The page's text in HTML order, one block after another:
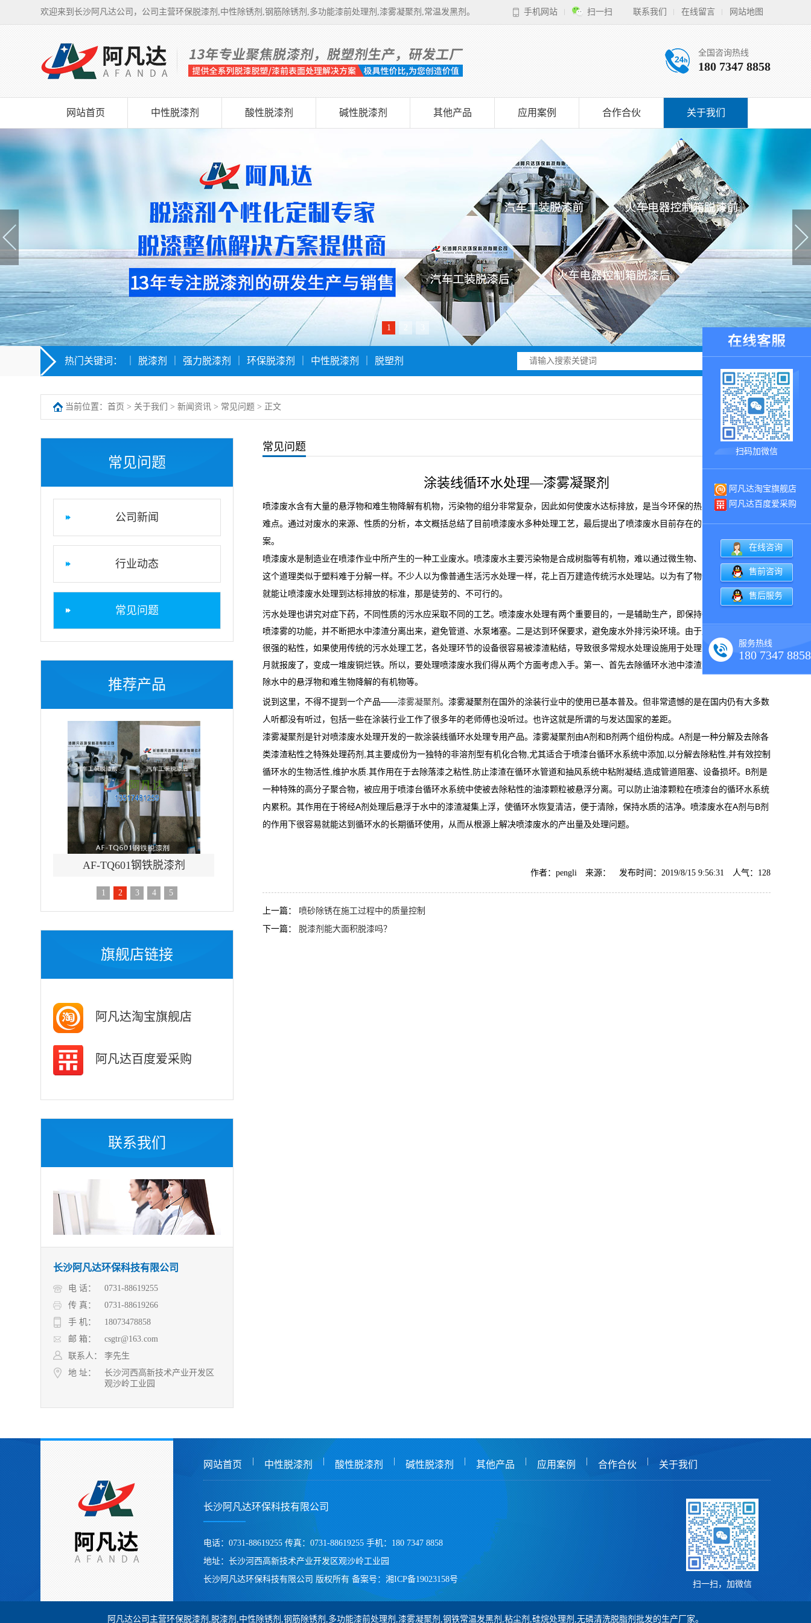
欢迎来到长沙阿凡达公司，公司主营环保脱漆剂,中性除锈剂,钢筋除锈剂,多功能漆前处理剂,漆雾凝聚剂,常温发黑剂。 联系我们 在线留言 网站地图
手机网站 扫一扫
全国咨询热线
180 7347 8858
网站首页 中性脱漆剂 酸性脱漆剂 碱性脱漆剂 其他产品 应用案例 合作合伙 关于我们
1
热门关键词： 脱漆剂 强力脱漆剂 环保脱漆剂 中性脱漆剂 脱塑剂
当前位置： 首页 > 关于我们 > 新闻资讯 > 常见问题 > 正文
常见问题
公司新闻
行业动态
常见问题
推荐产品
AF-TQ615轮毂脱漆剂 AF-CF658钢筋除锈剂 AF-TQ611塑粉脱除剂（常温）
1 2 3 4 5
旗舰店链接
阿凡达淘宝旗舰店
阿凡达百度爱采购
联系我们
长沙阿凡达环保科技有限公司
电 话：
0731-88619255
传 真：
0731-88619266
手 机：
18073478858
邮 箱：
csgtr@163.com
联系人：
李先生
地 址：
长沙河西高新技术产业开发区
观沙岭工业园
常见问题
涂装线循环水处理—漆雾凝聚剂
喷漆废水含有大量的悬浮物和难生物降解有机物，污染物的组分非常复杂，因此如何使废水达标排放，是当今环保的热点同样也是企业的
难点。通过对废水的来源、性质的分析，本文概括总结了目前喷漆废水多种处理工艺，最后提出了喷漆废水目前存在的问题，以及解决方
案。
喷漆废水是制造业在喷漆作业中所产生的一种工业废水。喷漆废水主要污染物是合成树脂等有机物，难以通过微生物、曝气等手段降解，
这个道理类似于塑料难于分解一样。不少人以为像普通生活污水处理一样，花上百万建造传统污水处理站。以为有了物化、生化等工艺，
就能让喷漆废水处理到达标排放的标准，那是徒劳的、不可行的。
污水处理也讲究对症下药，不同性质的污水应采取不同的工艺。喷漆废水处理有两个重要目的，一是辅助生产，即保持循环水不断吸收过
喷漆雾的功能，并不断把水中漆渣分离出来，避免管道、水泵堵塞。二是达到环保要求，避免废水外排污染环境。由于废水中的漆渣带有
很强的粘性，如果使用传统的污水处理工艺，各处理环节的设备很容易被漆渣粘结，导致很多常规水处理设施用于处理喷漆废水往往几个
月就报废了，变成一堆废铜烂铁。所以，要处理喷漆废水我们得从两个方面考虑入手。第一、首先去除循环水池中漆渣的黏性；第二、去
除水中的悬浮物和难生物降解的有机物等。
说到这里，不得不提到一个产品——漆雾凝聚剂 。漆雾凝聚剂在国外的涂装行业中的使用已基本普及。但非常遗憾的是在国内仍有大多数
人听都没有听过，包括一些在涂装行业工作了很多年的老师傅也没听过。也许这就是所谓的与发达国家的差距。
漆雾凝聚剂是针对喷漆废水处理开发的一款涂装线循环水处理专用产品。漆雾凝聚剂由A剂和B剂两个组份构成。A剂是一种分解及去除各
类漆渣粘性之特殊处理药剂,其主要成份为一独特的非溶剂型有机化合物,尤其适合于喷漆台循环水系统中添加,以分解去除粘性,并有效控制
循环水的生物活性,维护水质.其作用在于去除落漆之粘性,防止漆渣在循环水管道和抽风系统中粘附凝结,造成管道阻塞、设备损坏。B剂是
一种特殊的高分子聚合物，被应用于喷漆台循环水系统中使被去除粘性的油漆颗粒被悬浮分离。可以防止油漆颗粒在喷漆台的循环水系统
内累积。其作用在于将经A剂处理后悬浮于水中的漆渣凝集上浮，使循环水恢复清洁，便于清除，保持水质的洁净。喷漆废水在A剂与B剂
的作用下很容易就能达到循环水的长期循环使用，从而从根源上解决喷漆废水的产出量及处理问题。
作者：pengli 来源： 发布时间：2019/8/15 9:56:31 人气： 128
上一篇： 喷砂除锈在施工过程中的质量控制
下一篇： 脱漆剂能大面积脱漆吗？
网站首页 中性脱漆剂 酸性脱漆剂 碱性脱漆剂 其他产品 应用案例 合作合伙 关于我们
长沙阿凡达环保科技有限公司
电话：0731-88619255 传真：0731-88619255 手机：180 7347 8858
地址：长沙河西高新技术产业开发区观沙岭工业园
长沙阿凡达环保科技有限公司 版权所有备案号： 湘ICP备19023158号
扫一扫，加微信
阿凡达公司主营环保脱漆剂,脱漆剂,中性除锈剂,钢筋除锈剂,多功能漆前处理剂,漆雾凝聚剂,钢铁常温发黑剂,粘尘剂,硅烷处理剂,无磷清洗脱脂剂批发的生产厂家。
扫码加微信
阿凡达淘宝旗舰店
阿凡达百度爱采购
在线咨询
售前咨询
售后服务
服务热线
180 7347 8858